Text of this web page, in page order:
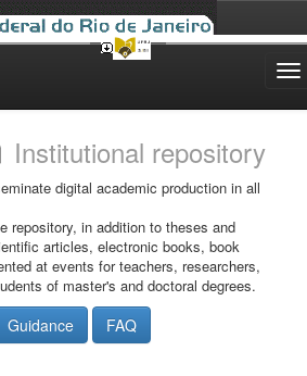
Institutional repository
digital academic production in all
repository, in addition to theses and
articles, electronic books, book
at events for teachers, researchers,
of master's and doctoral degrees.
Guidance FAQ